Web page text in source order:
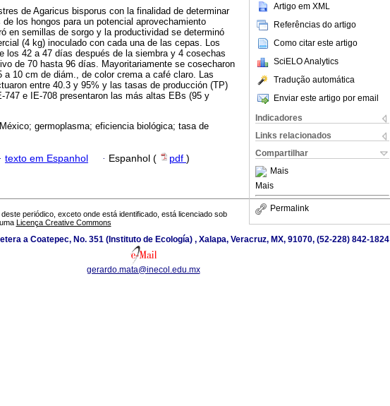
Artigo em XML
Referências do artigo
Como citar este artigo
SciELO Analytics
Tradução automática
Enviar este artigo por email
Indicadores
Links relacionados
Compartilhar
Mais
Mais
Permalink
de Agaricus bisporus con la finalidad de determinar
los hongos para un potencial aprovechamiento
en semillas de sorgo y la productividad se determinó
(4 kg) inoculado con cada una de las cepas. Los
los 42 a 47 días después de la siembra y 4 cosechas
de 70 hasta 96 días. Mayoritariamente se cosecharon
10 cm de diám., de color crema a café claro. Las
entre 40.3 y 95% y las tasas de producción (TP)
747 e IE-708 presentaron las más altas EBs (95 y
germoplasma; eficiencia biológica; tasa de
· texto em Espanhol · Espanhol ( pdf )
periódico, exceto onde está identificado, está licenciado sob
uma Licença Creative Commons
a Coatepec, No. 351 (Instituto de Ecología) , Xalapa, Veracruz, MX, 91070, (52-228) 842-1824
gerardo.mata@inecol.edu.mx